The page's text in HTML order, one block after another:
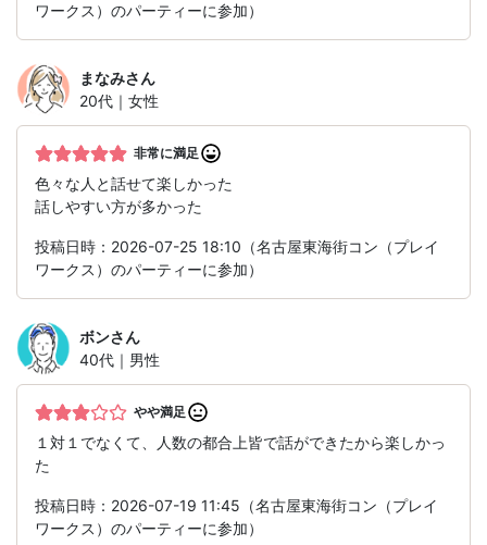
ワークス）のパーティーに参加）
まなみさん
20代｜女性
非常に満足
色々な人と話せて楽しかった
話しやすい方が多かった
投稿日時：2026-07-25 18:10（名古屋東海街コン（プレイ
ワークス）のパーティーに参加）
ボンさん
40代｜男性
やや満足
１対１でなくて、人数の都合上皆で話ができたから楽しかっ
た
投稿日時：2026-07-19 11:45（名古屋東海街コン（プレイ
ワークス）のパーティーに参加）